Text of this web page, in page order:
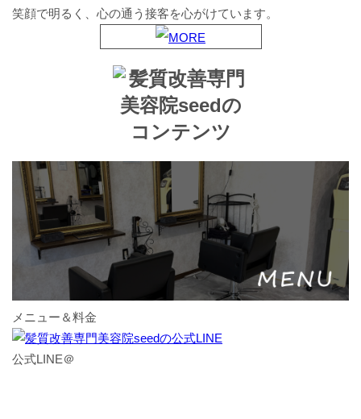
笑顔で明るく、心の通う接客を心がけています。
メニュー＆料金
公式LINE＠